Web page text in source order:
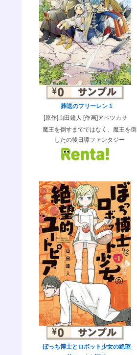
葬送のフリーレン 1
[原作]山田鐘人 [作画]アベツカサ
魔王を倒すまでではなく、魔王を倒
したの後日譚ファンタジー
ぼっち博士とロボット少女の絶望